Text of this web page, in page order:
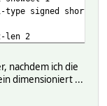
type signed short
len 2
1
type unsigned
f>
nachdem ich die
dimensioniert ...